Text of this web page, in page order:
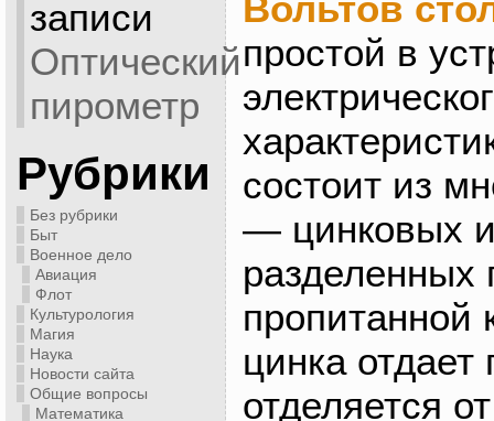
записи
Оптический
пирометр
Рубрики
Без рубрики
Быт
Военное дело
Авиация
Флот
Культурология
Магия
Наука
Новости сайта
Общие вопросы
Математика
Вольтов
простой в
состоит из
— цинковых
разделенных
пропитанной
цинка отдает
отделяется